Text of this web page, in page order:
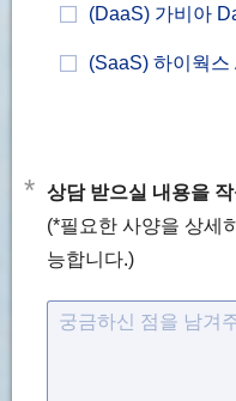
(DaaS) 가비아
(SaaS) 하이웍스
* 상담 받으실 내용을
(*필요한 사양을 상세
능합니다.)
궁금하신 점을 남겨